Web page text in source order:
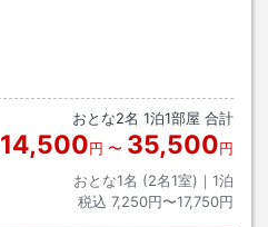
おとな2名 1泊1部屋 合計
14,500円 〜 35,500円
おとな1名 (2名1室)｜ 1泊
税込 7,250円〜17,750円